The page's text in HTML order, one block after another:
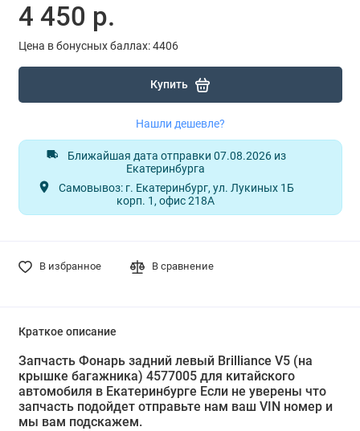
4 450 р.
Цена в бонусных баллах: 4406
Купить
Нашли дешевле?
Ближайшая дата отправки 07.08.2026 из
Екатеринбурга
Самовывоз: г. Екатеринбург, ул. Лукиных 1Б
корп. 1, офис 218А
В избранное В сравнение
Краткое описание
Запчасть Фонарь задний левый Brilliance V5 (на
крышке багажника) 4577005 для китайского
автомобиля в Екатеринбурге Если не уверены что
запчасть подойдет отправьте нам ваш VIN номер и
мы вам подскажем.